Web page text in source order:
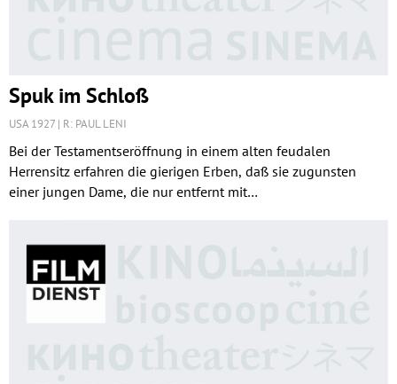
Spuk im Schloß
USA 1927 R: PAUL LENI
Bei der Testamentseröffnung in einem alten feudalen
Herrensitz erfahren die gierigen Erben, daß sie zugunsten
einer jungen Dame, die nur entfernt mit…